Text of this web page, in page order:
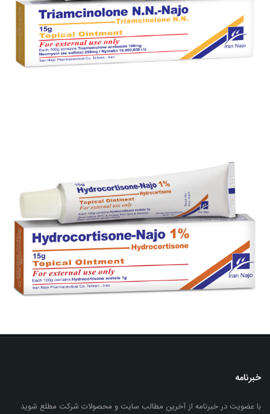
بزرگنمایی توضیحات بیشتر
پماد تریامسینولون ان. ان. - ناژو
بزرگنمایی توضیحات بیشتر
خبرنامه
با عضویت در خبرنامه از آخرین مطالب سایت و محصولات شرکت مطلع شوید